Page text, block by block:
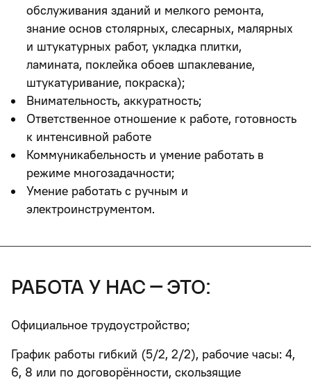
обслуживания зданий и мелкого ремонта,
знание основ столярных, слесарных, малярных
и штукатурных работ, укладка плитки,
ламината, поклейка обоев шпаклевание,
штукатуривание, покраска);
Внимательность, аккуратность;
Ответственное отношение к работе, готовность
к интенсивной работе
Коммуникабельность и умение работать в
режиме многозадачности;
Умение работать с ручным и
электроинструментом.
работа у нас – это:
Официальное трудоустройство;
График работы гибкий (5/2, 2/2), рабочие часы: 4,
6, 8 или по договорённости, скользящие